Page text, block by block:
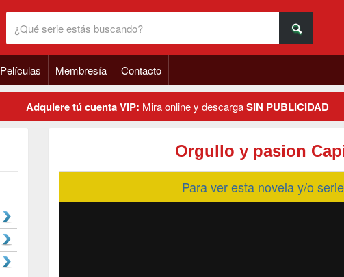
Películas Membresía Contacto
Adquiere tú cuenta VIP: Mira online y descargaSIN PUBLICIDAD
Orgullo y pasion
Para ver esta novela y/o